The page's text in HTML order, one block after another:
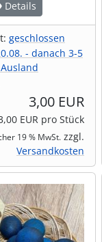
Details
geschlossen
- danach 3-5
3,00 EUR
EUR pro Stück
19 % MwSt. zzgl.
Versandkosten